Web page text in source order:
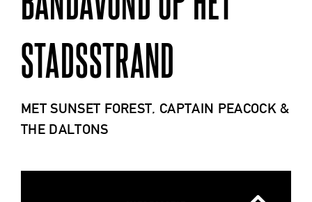
STADSSTRAND
MET SUNSET FOREST, CAPTAIN PEACOCK &
THE DALTONS